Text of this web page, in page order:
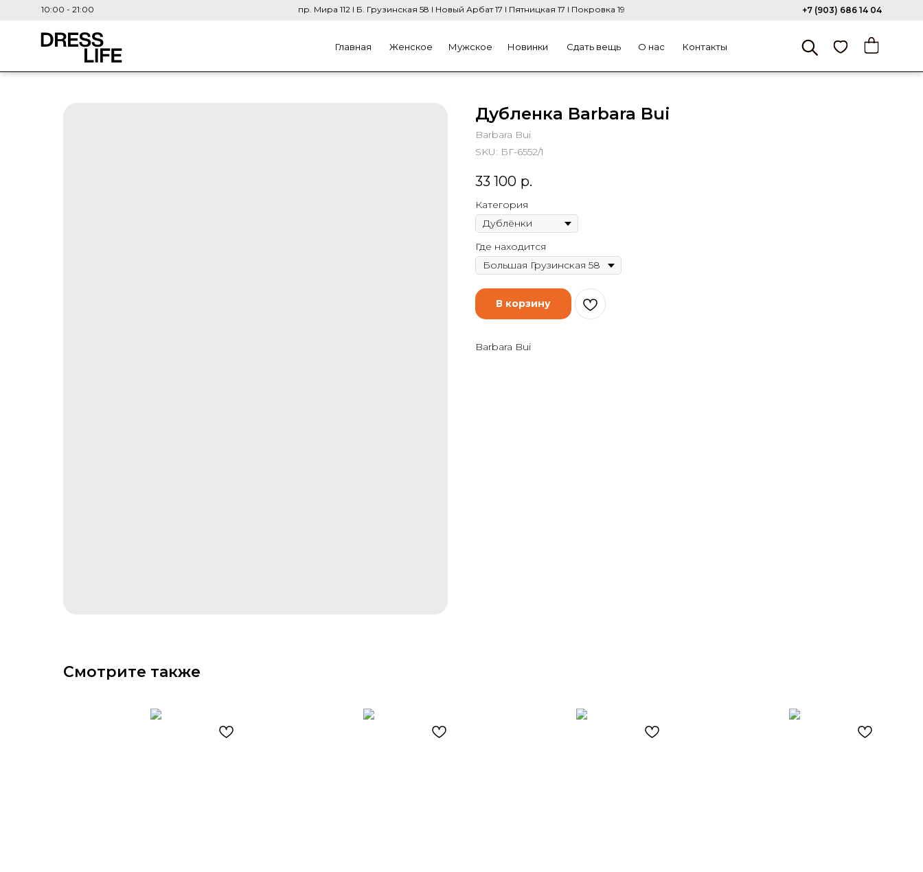
Главная Женское Мужское Новинки Сдать вещь О нас Контакты
10:00 - 21:00 пр. Мира 112 I Б. Грузинская 58 I Новый Арбат 17 I Пятницкая 17 I Покровка 19 +7 (903) 686 14 04
Дубленка Barbara Bui
Barbara Bui
SKU: БГ-6552/1
33 100 р.
Категория
Где находится
В корзину
Barbara Bui
Смотрите также